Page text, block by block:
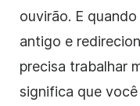
ouvirão. E
antigo e
precisa trabalhar
significa que